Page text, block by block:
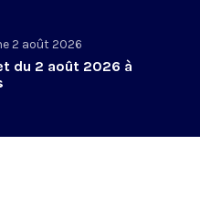
2 août 2026
du 2 août 2026 à